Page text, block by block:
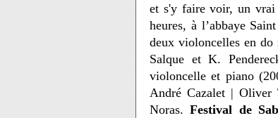
et s'y faire voir, un vrai
heures, à l’abbaye
deux violoncelles en
Salque et K.
violoncelle et piano
André Cazalet |
Noras.Festival de